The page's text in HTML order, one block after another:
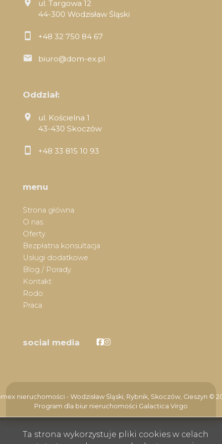
ul. Targowa 12
44-300 Wodzisław Śląski
+48 32 750 84 67
biuro@dom-ex.pl
Oddział:
ul. Kościelna 1
43-430 Skoczów
+48 33 815 10 93
menu
Strona główna
O nas
Oferty
Bezpłatna konsultacja
Usługi dodatkowe
Blog / Porady
Kontakt
Rodo
Praca
social media Facebook
Facebook
nieruchomości - Wodzisław Śląski, Rybnik, Skoczów, Cieszyn ©
Program dla biur nieruchomości Galactica Virgo
Ta strona wykorzystuje pliki cookies w celach